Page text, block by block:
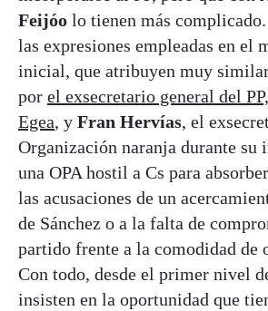
Feijóo lo tienen más
las expresiones empleadas en el
inicial, que atribuyen muy
por el exsecretario general del
Egea, y Fran Hervías, el
Organización naranja durante su
una OPA hostil a Cs para
las acusaciones de un
de Sánchez o a la falta de
partido frente a la comodidad de
Con todo, desde el primer nivel
insisten en la oportunidad que